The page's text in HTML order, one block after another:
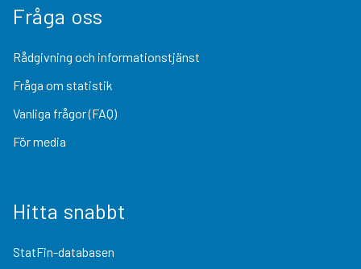
Fråga oss
Rådgivning och informationstjänst
Fråga om statistik
Vanliga frågor (FAQ)
För media
Hitta snabbt
StatFin-databasen